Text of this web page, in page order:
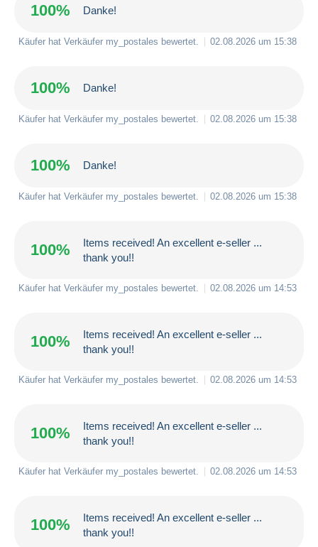
100% Danke!
Käufer hat Verkäufer my_postales bewertet. 02.08.2026 um 15:38
100% Danke!
Käufer hat Verkäufer my_postales bewertet. 02.08.2026 um 15:38
100% Danke!
Käufer hat Verkäufer my_postales bewertet. 02.08.2026 um 15:38
100%
Items received! An excellent e-seller ...
thank you!!
Käufer hat Verkäufer my_postales bewertet. 02.08.2026 um 14:53
100%
Items received! An excellent e-seller ...
thank you!!
Käufer hat Verkäufer my_postales bewertet. 02.08.2026 um 14:53
100%
Items received! An excellent e-seller ...
thank you!!
Käufer hat Verkäufer my_postales bewertet. 02.08.2026 um 14:53
100%
Items received! An excellent e-seller ...
thank you!!